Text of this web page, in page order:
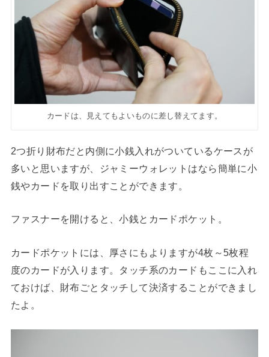
カードは、見えてもよいものに差し替えてます。
2つ折り財布だと内側に小銭入れがついているケースが
多いと思いますが、ジャミーウォレットはなら簡単に小
銭やカードを取り出すことができます。
ファスナーを開けると、小銭とカードポケット。
カードポケットには、厚さにもよりますが4枚～5枚程
度のカードが入ります。タッチ系のカードもここに入れ
ておけば、財布ごとタッチして決済することができまし
たよ。